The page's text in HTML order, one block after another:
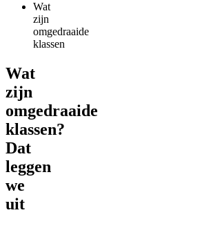
Wat
zijn
omgedraaide
klassen
Wat
zijn
omgedraaide
klassen?
Dat
leggen
we
uit